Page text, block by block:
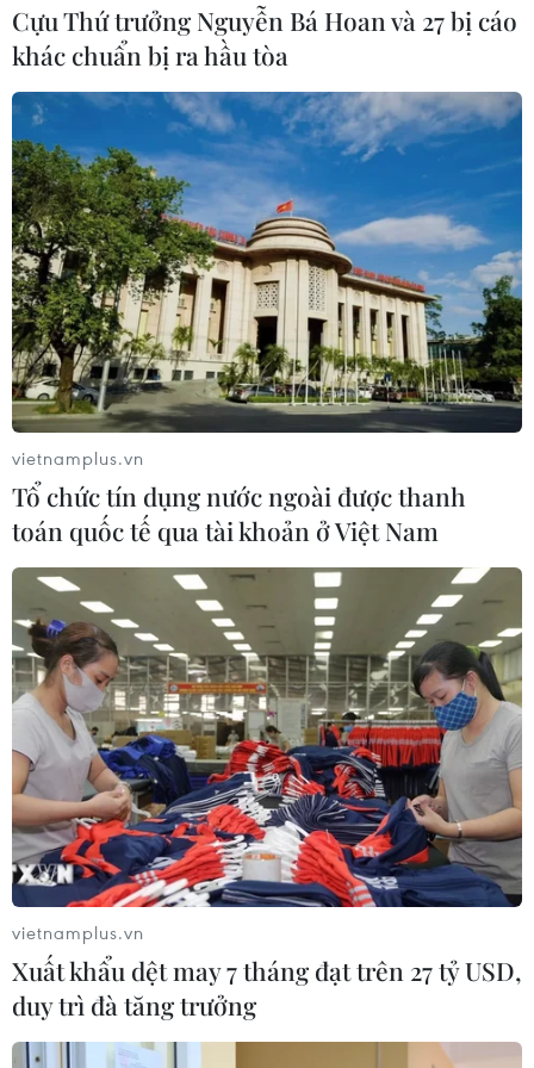
Cựu Thứ trưởng Nguyễn Bá Hoan và 27 bị cáo
khác chuẩn bị ra hầu tòa
vietnamplus.vn
Tổ chức tín dụng nước ngoài được thanh
toán quốc tế qua tài khoản ở Việt Nam
vietnamplus.vn
Xuất khẩu dệt may 7 tháng đạt trên 27 tỷ USD,
duy trì đà tăng trưởng